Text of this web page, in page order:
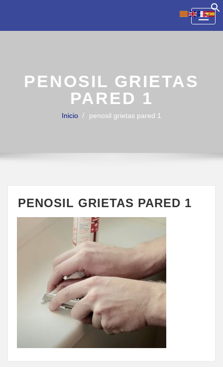
content
PENOSIL GRIETAS
PARED 1
Inicio penosil grietas pared 1
PENOSIL GRIETAS PARED 1